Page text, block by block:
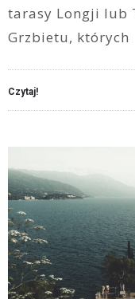
tarasy Longji lub
Grzbietu, których
Czytaj!